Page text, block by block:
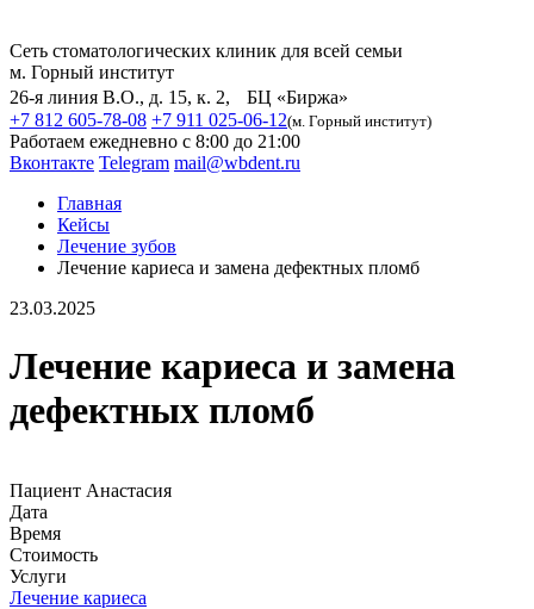
Сеть стоматологических клиник для всей семьи
м. Горный институт
26-я линия В.О., д. 15, к. 2, БЦ «Биржа»
+7 812 605-78-08 +7 911 025-06-12(м. Горный институт)
Работаем ежедневно с 8:00 до 21:00
Вконтакте Telegram mail@wbdent.ru
Главная
Кейсы
Лечение зубов
Лечение кариеса и замена дефектных пломб
23.03.2025
Лечение кариеса и замена
дефектных пломб
Пациент Анастасия
Дата
Время
Стоимость
Услуги
Лечение кариеса